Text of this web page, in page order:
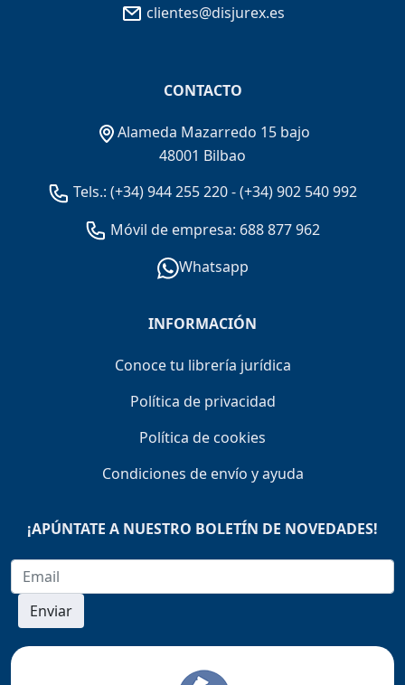
clientes@disjurex.es
CONTACTO
Alameda Mazarredo 15 bajo
48001 Bilbao
Tels.: (+34) 944 255 220-(+34) 902 540 992
Móvil de empresa: 688 877 962
Whatsapp
INFORMACIÓN
Conoce tu librería jurídica
Política de privacidad
Política de cookies
Condiciones de envío y ayuda
¡APÚNTATE A NUESTRO BOLETÍN DE NOVEDADES!
Enviar